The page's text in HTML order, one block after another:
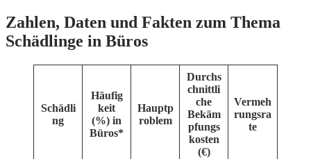
Zahlen, Daten und Fakten zum Thema
Schädlinge in Büros
Schädli
ng
Häufig
keit
(%) in
Büros*
Hauptp
roblem
Durchs
chnittli
che
Bekäm
pfungs
kosten
(€)
Vermeh
rungsra
te